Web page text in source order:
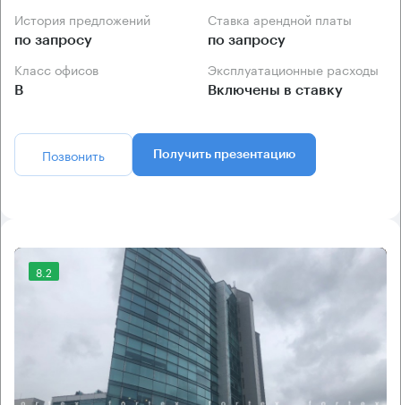
История предложений
по запросу
Ставка арендной платы
по запросу
Класс офисов
B
Эксплуатационные расходы
Включены в ставку
Позвонить Получить презентацию
8.2